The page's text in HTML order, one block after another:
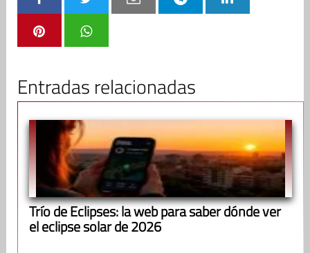
Entradas relacionadas
Trío de Eclipses: la web para saber dónde ver
el eclipse solar de 2026